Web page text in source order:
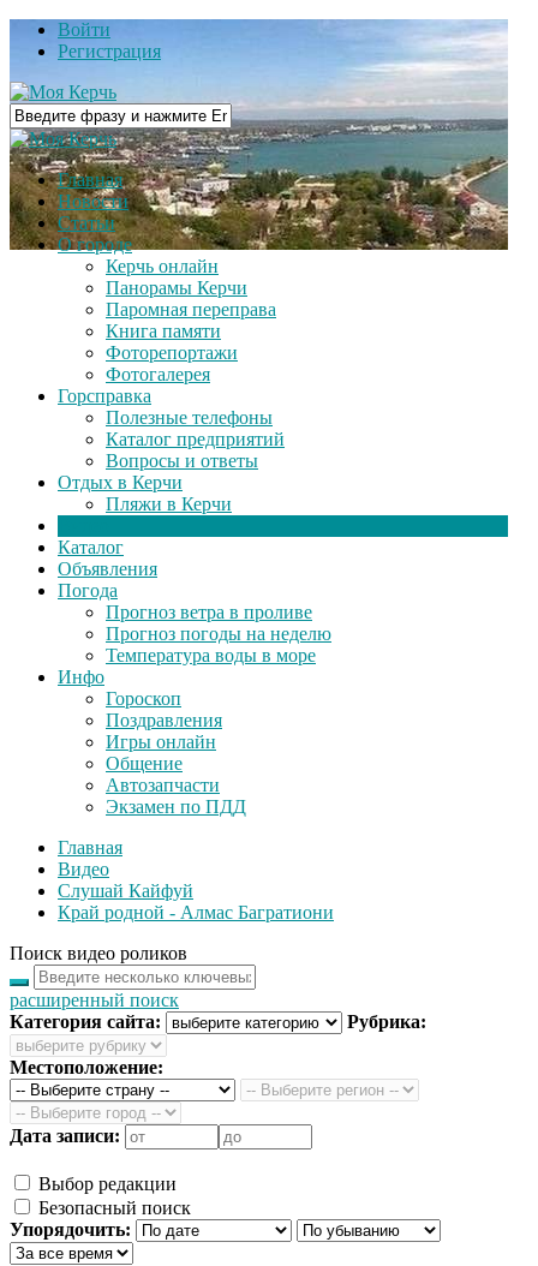
Войти
Регистрация
Главная
Новости
Статьи
О городе
Керчь онлайн
Панорамы Керчи
Паромная переправа
Книга памяти
Фоторепортажи
Фотогалерея
Горсправка
Полезные телефоны
Каталог предприятий
Вопросы и ответы
Отдых в Керчи
Пляжи в Керчи
Каталог
Объявления
Погода
Прогноз ветра в проливе
Прогноз погоды на неделю
Температура воды в море
Инфо
Гороскоп
Поздравления
Игры онлайн
Общение
Автозапчасти
Экзамен по ПДД
Главная
Видео
Слушай Кайфуй
Край родной - Алмас Багратиони
Поиск видео роликов
расширенный поиск
Категория сайта:
Рубрика:
Местоположение:
Дата записи:
Выбор редакции
Безопасный поиск
Упорядочить: